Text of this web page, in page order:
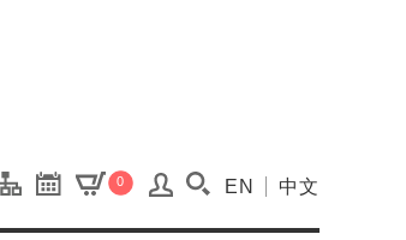
0 搜尋(開啟搜尋視窗)
EN 中文